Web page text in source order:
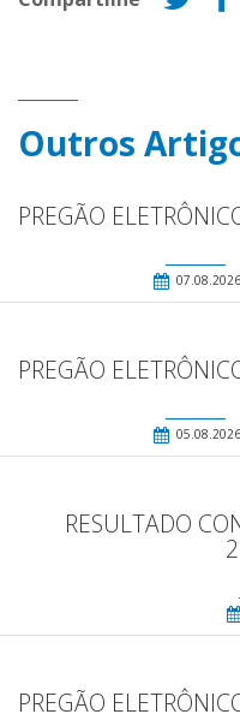
Outros
PREGÃO
07.08.2026
PREGÃO
05.08.2026
RESULTADO
PREGÃO